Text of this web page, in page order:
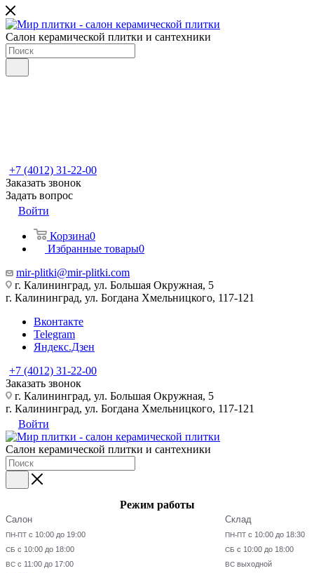
Салон керамической плитки и сантехники
+7 (4012) 31-22-00
Заказать звонок
Задать вопрос
Войти
Корзина0
Избранные товары0
mir-plitki@mir-plitki.com
г. Калининград, ул. Большая Окружная, 5
г. Калининград, ул. Богдана Хмельницкого, 117-121
Вконтакте
Telegram
Яндекс.Дзен
+7 (4012) 31-22-00
Заказать звонок
г. Калининград, ул. Большая Окружная, 5
г. Калининград, ул. Богдана Хмельницкого, 117-121
Войти
Салон керамической плитки и сантехники
Режим работы
Салон
ПН-ПТ с 10:00 до 19:00
СБ с 10:00 до 18:00
ВС с 11:00 до 17:00
Склад
ПН-ПТ с 10:00 до 18:30
СБ с 10:00 до 18:00
ВС выходной